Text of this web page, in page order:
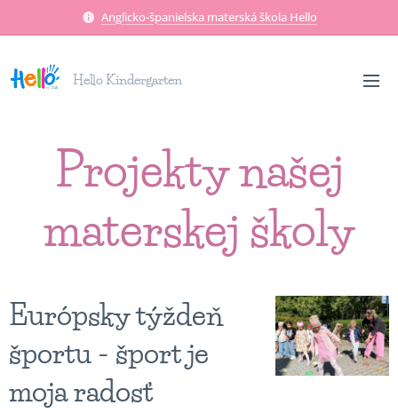
Anglicko-španielska materská škola Hello
Hello Kindergarten
Projekty našej
materskej školy
Európsky týždeň
športu - šport je
moja radosť